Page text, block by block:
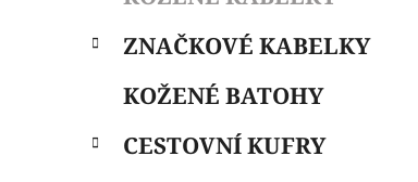
s
n
kategorie
e
i
ZNAČKOVÉ KABELKY
KOŽENÉ BATOHY
CESTOVNÍ KUFRY